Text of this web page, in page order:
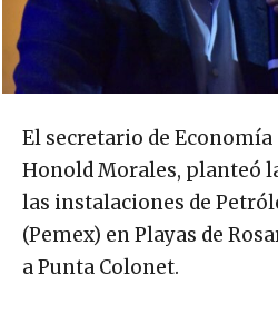
El secretario de
Honold Morales, planteó
las instalaciones de
(Pemex) en Playas de
a Punta Colonet.